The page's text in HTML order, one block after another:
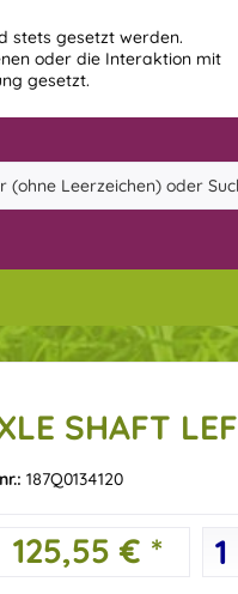
stets gesetzt werden.
oder die Interaktion mit
gesetzt.
SHAFT
187Q0134120
125,55 € *